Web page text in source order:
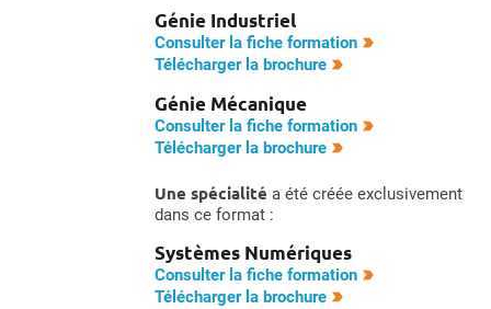
Génie Industriel
Consulter la fiche formation
Télécharger la brochure
Génie Mécanique
Consulter la fiche formation
Télécharger la brochure
Une spécialité a été créée exclusivement
dans ce format :
Systèmes Numériques
Consulter la fiche formation
Télécharger la brochure